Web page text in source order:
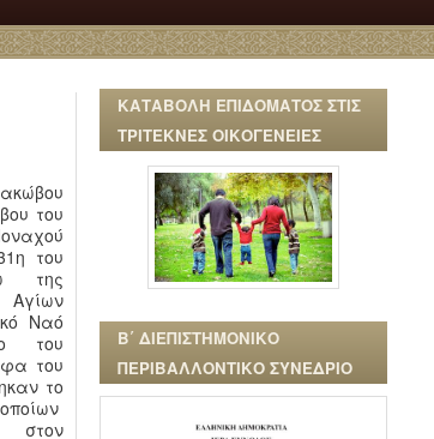
του
του
της
Ναό
του
του
το
στον
ΚΑΤΑΒΟΛΗ ΕΠΙΔΟΜΑΤΟΣ ΣΤΙΣ
ΤΡΙΤΕΚΝΕΣ ΟΙΚΟΓΕΝΕΙΕΣ
Β΄ ΔΙΕΠΙΣΤΗΜΟΝΙΚΟ
ΠΕΡΙΒΑΛΛΟΝΤΙΚΟ ΣΥΝΕΔΡΙΟ